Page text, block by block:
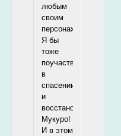
любым
своим
персонажем.
Я бы
тоже
поучаствовал
в
спасении
и
восстановлении
Мукуро!
И в этом